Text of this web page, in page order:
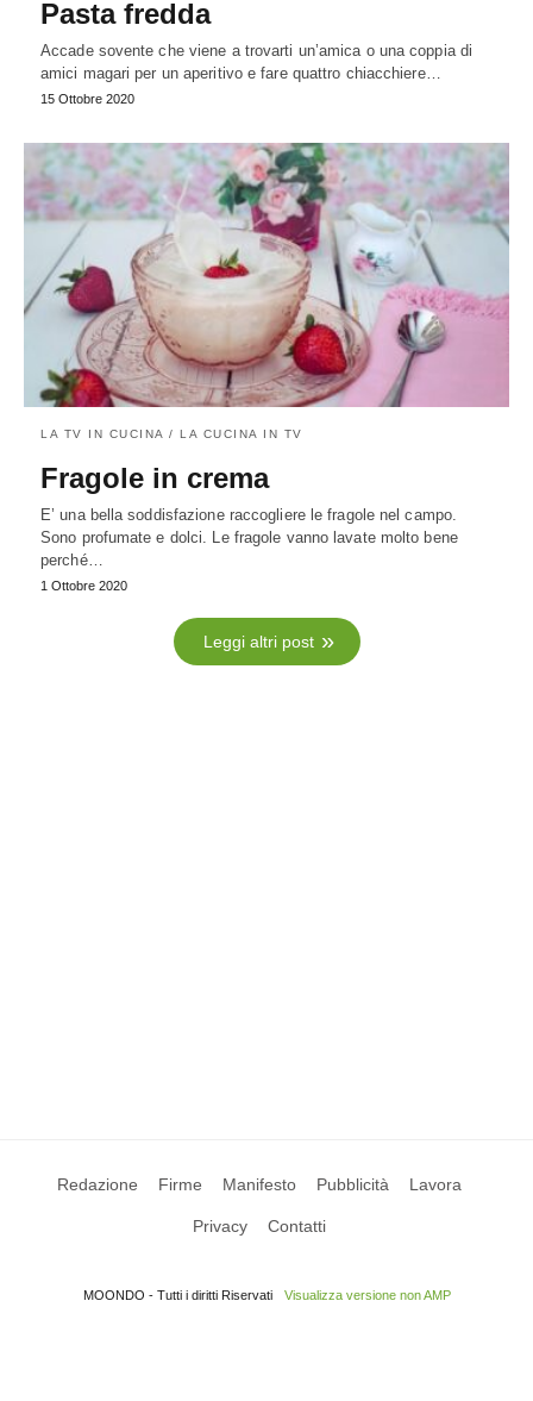
Pasta fredda
Accade sovente che viene a trovarti un’amica o una coppia di
amici magari per un aperitivo e fare quattro chiacchiere…
15 Ottobre 2020
LA TV IN CUCINA / LA CUCINA IN TV
Fragole in crema
E’ una bella soddisfazione raccogliere le fragole nel campo.
Sono profumate e dolci. Le fragole vanno lavate molto bene
perché…
1 Ottobre 2020
Leggi altri post
Redazione Firme Manifesto Pubblicità Lavora
Privacy Contatti
MOONDO - Tutti i diritti Riservati Visualizza versione non AMP